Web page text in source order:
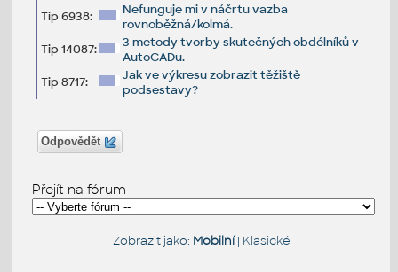
Tip 6938:
Nefunguje mi v náčrtu vazba
rovnoběžná/kolmá.
Tip 14087:
3 metody tvorby skutečných obdélníků v
AutoCADu.
Tip 8717:
Jak ve výkresu zobrazit těžiště
podsestavy?
Odpovědět
Přejít na fórum
Zobrazit jako: Mobilní| Klasické